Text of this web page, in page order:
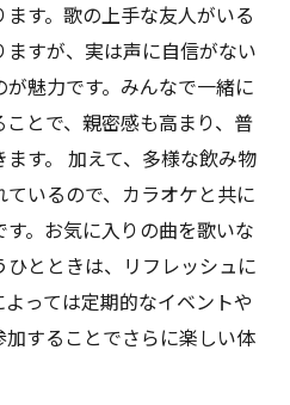
す。歌の上手な友人がいる
ますが、実は声に自信がない
魅力です。みんなで一緒に
とで、親密感も高まり、普
す。 加えて、多様な飲み物
いるので、カラオケと共に
。お気に入りの曲を歌いな
とときは、リフレッシュに
っては定期的なイベントや
することでさらに楽しい体